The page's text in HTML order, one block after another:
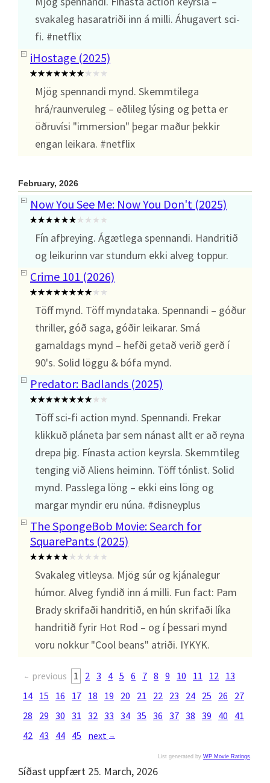
svakaleg hasaratriði inn á milli. Áhugavert sci-
fi. #netflix
iHostage (2025)
Mjög spennandi mynd. Skemmtilega
hrá/raunveruleg – eðlileg lýsing og þetta er
öðruvísi "immersion" þegar maður þekkir
engan leikara. #netflix
February, 2026
Now You See Me: Now You Don't (2025)
Fín afþreying. Ágætlega spennandi. Handritið
og leikurinn var stundum ekki alveg toppur.
Crime 101 (2026)
Töff mynd. Töff myndataka. Spennandi – góður
thriller, góð saga, góðir leikarar. Smá
gamaldags mynd – hefði getað verið gerð í
90's. Solid löggu & bófa mynd.
Predator: Badlands (2025)
Töff sci-fi action mynd. Spennandi. Frekar
klikkuð pláneta þar sem nánast allt er að reyna
drepa þig. Fínasta action keyrsla. Skemmtileg
tenging við Aliens heiminn. Töff tónlist. Solid
mynd. Passlega löng – ekki eins löng og
margar myndir eru núna. #disneyplus
The SpongeBob Movie: Search for
SquarePants (2025)
Svakaleg vitleysa. Mjög súr og kjánalegur
húmor. Alveg fyndið inn á milli. Fun fact: Pam
Brady skrifaði handritið, en hún skrifaði líka
handritið fyrir Hot Rod – og í þessari mynd
voru nokkur "Cool beans" atriði. IYKYK.
← previous 1 2 3 4 5 6 7 8 9 10 11 12 13
14 15 16 17 18 19 20 21 22 23 24 25 26
27
28
29 30 31 32 33 34 35 36 37 38 39 40
41
42 43 44 45 next →
List generated by WP Movie Ratings.
Síðast uppfært 25. March, 2026